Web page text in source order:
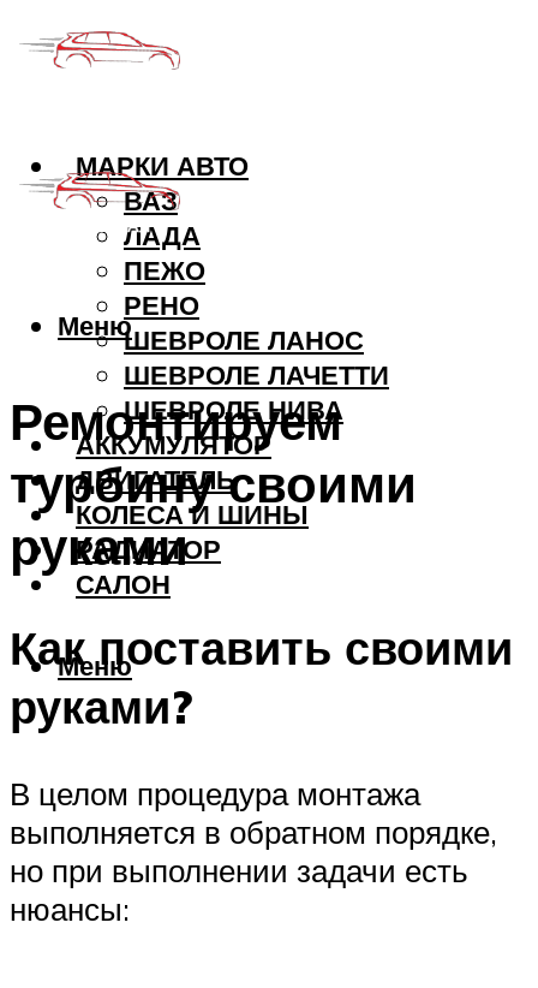
МАРКИ АВТО
ВАЗ
ЛАДА
ПЕЖО
РЕНО
ШЕВРОЛЕ ЛАНОС
ШЕВРОЛЕ ЛАЧЕТТИ
ШЕВРОЛЕ НИВА
АККУМУЛЯТОР
ДВИГАТЕЛЬ
КОЛЕСА И ШИНЫ
РАДИАТОР
САЛОН
Меню
Меню
Ремонтируем
турбину своими
руками
Как поставить своими
руками?
В целом процедура монтажа
выполняется в обратном порядке,
но при выполнении задачи есть
нюансы: